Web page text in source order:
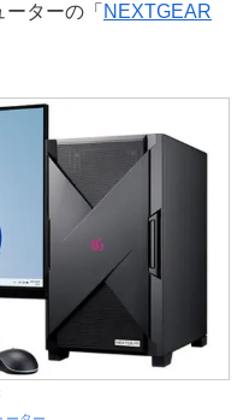
ターの「 NEXTGEAR